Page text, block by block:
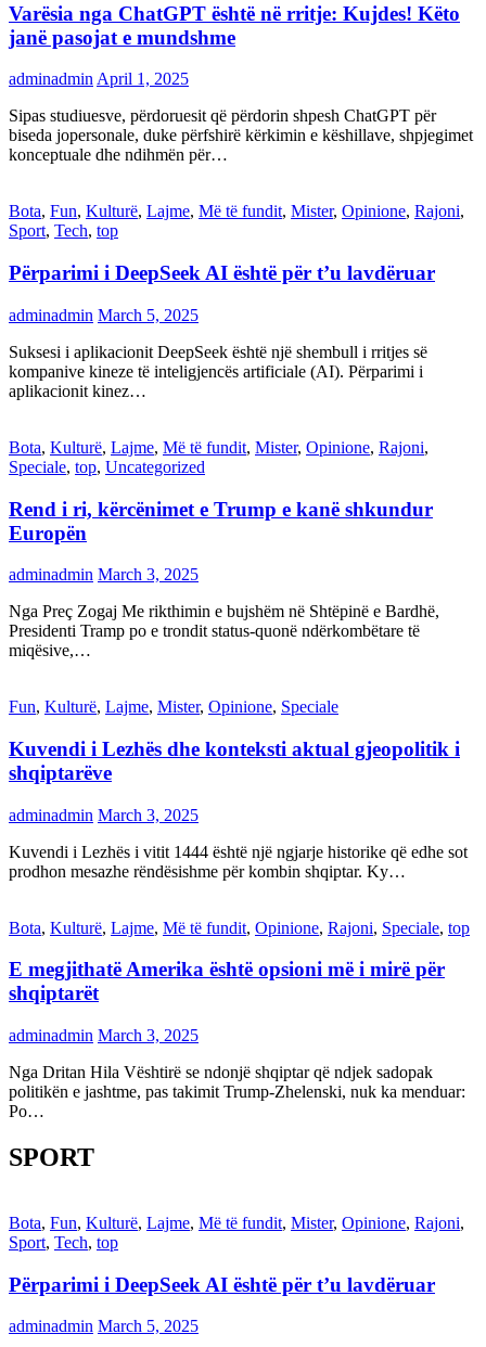
Varësia nga ChatGPT është në rritje: Kujdes! Këto
janë pasojat e mundshme
adminadmin April 1, 2025
Sipas studiuesve, përdoruesit që përdorin shpesh ChatGPT për
biseda jopersonale, duke përfshirë kërkimin e këshillave, shpjegimet
konceptuale dhe ndihmën për…
Bota, Fun, Kulturë, Lajme, Më të fundit, Mister, Opinione, Rajoni,
Sport, Tech, top
Përparimi i DeepSeek AI është për t’u lavdëruar
adminadmin March 5, 2025
Suksesi i aplikacionit DeepSeek është një shembull i rritjes së
kompanive kineze të inteligjencës artificiale (AI). Përparimi i
aplikacionit kinez…
Bota, Kulturë, Lajme, Më të fundit, Mister, Opinione, Rajoni,
Speciale, top, Uncategorized
Rend i ri, kërcënimet e Trump e kanë shkundur
Europën
adminadmin March 3, 2025
Nga Preç Zogaj Me rikthimin e bujshëm në Shtëpinë e Bardhë,
Presidenti Tramp po e trondit status-quonë ndërkombëtare të
miqësive,…
Fun, Kulturë, Lajme, Mister, Opinione, Speciale
Kuvendi i Lezhës dhe konteksti aktual gjeopolitik i
shqiptarëve
adminadmin March 3, 2025
Kuvendi i Lezhës i vitit 1444 është një ngjarje historike që edhe sot
prodhon mesazhe rëndësishme për kombin shqiptar. Ky…
Bota, Kulturë, Lajme, Më të fundit, Opinione, Rajoni, Speciale, top
E megjithatë Amerika është opsioni më i mirë për
shqiptarët
adminadmin March 3, 2025
Nga Dritan Hila Vështirë se ndonjë shqiptar që ndjek sadopak
politikën e jashtme, pas takimit Trump-Zhelenski, nuk ka menduar:
Po…
SPORT
Bota, Fun, Kulturë, Lajme, Më të fundit, Mister, Opinione, Rajoni,
Sport, Tech, top
Përparimi i DeepSeek AI është për t’u lavdëruar
adminadmin March 5, 2025